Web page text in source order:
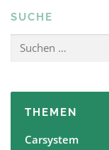
SUCHE
nach:
THEMEN
Carsystem